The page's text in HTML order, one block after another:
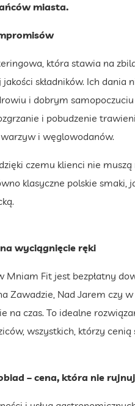
miasta.
która stawia na
składników. Ich
i dobrym samopoczuciu
i pobudzenie
i węglowodanów.
czemu klienci nie
klasyczne polskie smaki,
wyciągnięcie ręki
Fit jest bezpłatny
Zawadzie, Nad Jarem czy
na czas. To idealne
wszystkich, którzy cenią
– cena, która nie